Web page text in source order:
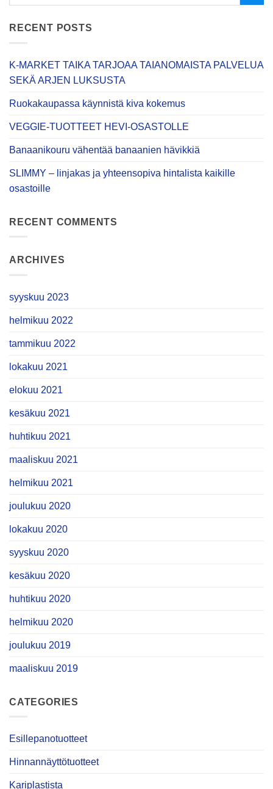
RECENT POSTS
K-MARKET TAIKA TARJOAA TAIANOMAISTA PALVELUA
SEKÄ ARJEN LUKSUSTA
Ruokakaupassa käynnistä kiva kokemus
VEGGIE-TUOTTEET HEVI-OSASTOLLE
Banaanikouru vähentää banaanien hävikkiä
SLIMMY – linjakas ja yhteensopiva hintalista kaikille
osastoille
RECENT COMMENTS
ARCHIVES
syyskuu 2023
helmikuu 2022
tammikuu 2022
lokakuu 2021
elokuu 2021
kesäkuu 2021
huhtikuu 2021
maaliskuu 2021
helmikuu 2021
joulukuu 2020
lokakuu 2020
syyskuu 2020
kesäkuu 2020
huhtikuu 2020
helmikuu 2020
joulukuu 2019
maaliskuu 2019
CATEGORIES
Esillepanotuotteet
Hinnannäyttötuotteet
Kariplastista